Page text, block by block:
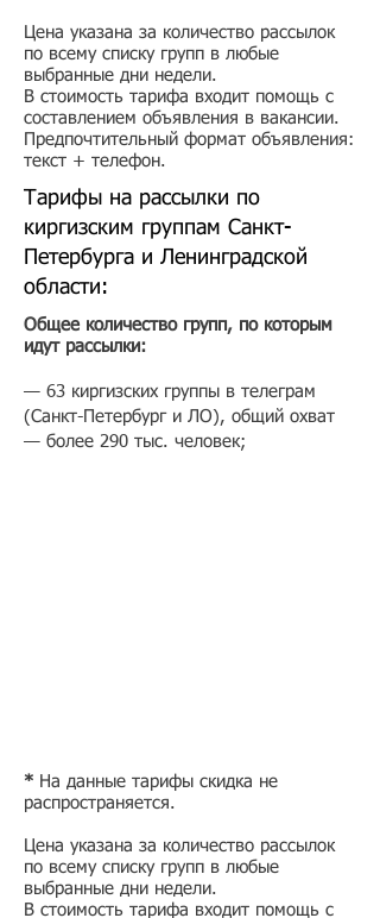
Цена указана за количество рассылок
по всему списку групп в любые
выбранные дни недели.
В стоимость тарифа входит помощь с
составлением объявления в вакансии.
Предпочтительный формат объявления:
текст + телефон.
Тарифы на рассылки по
киргизским группам Санкт-
Петербурга и Ленинградской
области:
Общее количество групп, по которым
идут рассылки:
— 63 киргизских группы в телеграм
(Санкт-Петербург и ЛО), общий охват
— более 290 тыс. человек;
* ​ На данные тарифы скидка не
распространяется.
Цена указана за количество рассылок
по всему списку групп в любые
выбранные дни недели.
В стоимость тарифа входит помощь с